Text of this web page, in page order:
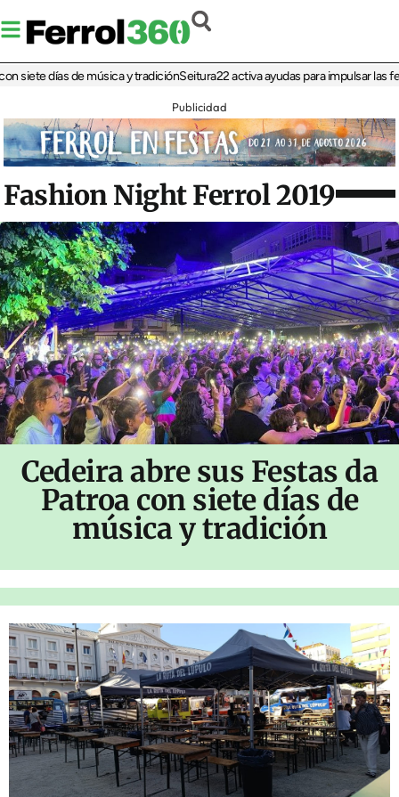
días de música y tradiciónSeitura22 activa ayudas para impulsar las ferias
Publicidad
Fashion Night Ferrol 2019
Cedeira abre sus Festas da
Patroa con siete días de
música y tradición